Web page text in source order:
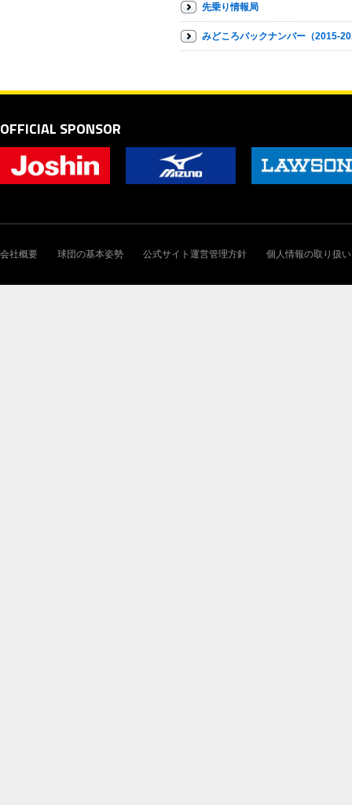
先乗り情報局
みどころバックナンバー（2015-
OFFICIAL SPONSOR
会社概要 球団の基本姿勢 公式サイト運営管理方針 個人情報の取り扱い